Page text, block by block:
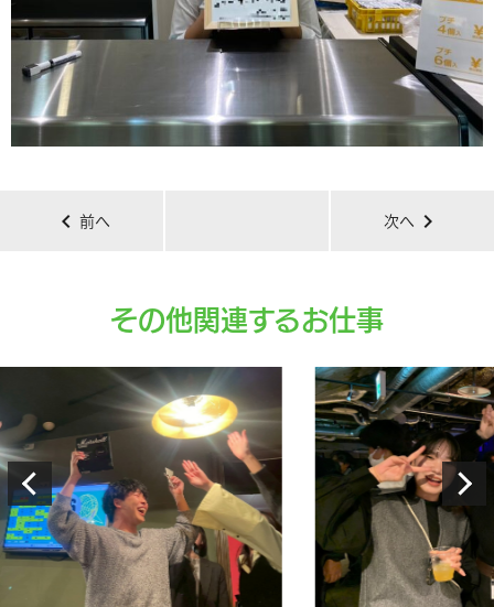
chevron_left 前へ 次へ chevron_right
その他関連するお仕事